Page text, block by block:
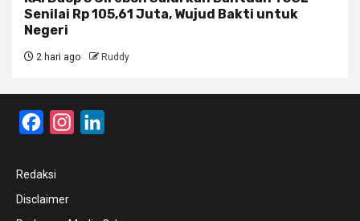
Senilai Rp 105,61 Juta, Wujud Bakti untuk
Negeri
2 hari ago Ruddy
FacebookInstagram
Redaksi
Disclaimer